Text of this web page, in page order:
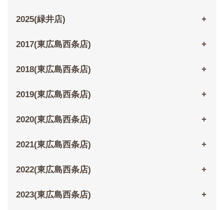
2025(緑井店)
2017(東広島西条店)
2018(東広島西条店)
2019(東広島西条店)
2020(東広島西条店)
2021(東広島西条店)
2022(東広島西条店)
2023(東広島西条店)